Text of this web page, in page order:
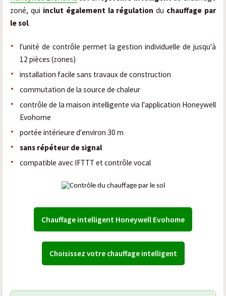
zoné, qui inclut également la régulation du chauffage par
le sol.
l'unité de contrôle permet la gestion individuelle de jusqu'à
12 pièces (zones)
installation facile sans travaux de construction
commutation de la source de chaleur
contrôle de la maison intelligente via l'application Honeywell
Evohome
portée intérieure d'environ 30 m
sans répéteur de signal
compatible avec IFTTT et contrôle vocal
Chauffage intelligent Honeywell Evohome
Choisissez votre chauffage intelligent